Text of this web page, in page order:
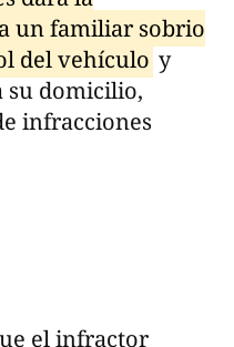
un familiar sobrio
del vehículo y
su domicilio,
infracciones
el infractor